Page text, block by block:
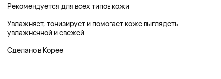
Рекомендуется для всех типов кожи
Увлажняет, тонизирует и помогает коже выглядеть
увлажненной и свежей
Сделано в Корее